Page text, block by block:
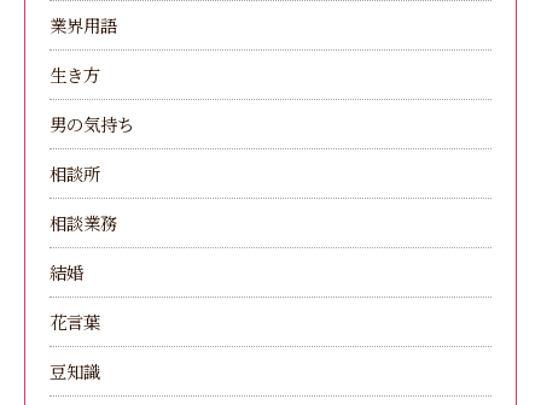
業界用語
生き方
男の気持ち
相談所
相談業務
結婚
花言葉
豆知識